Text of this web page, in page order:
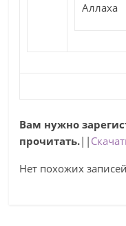
Аллаха
Вам нужно
прочитать.||
Нет похожих